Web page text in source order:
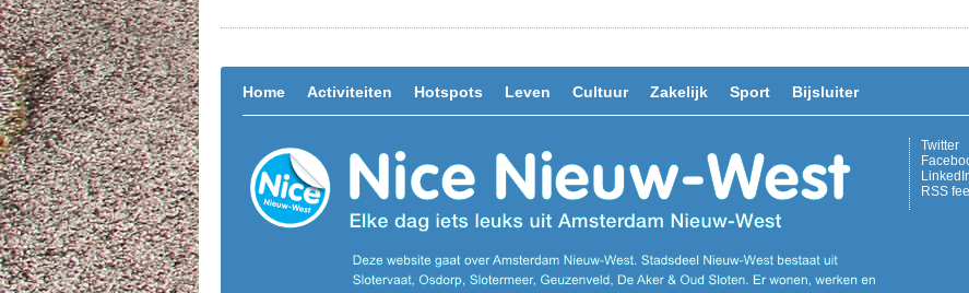
Home Activiteiten Hotspots Leven Cultuur Zakelijk Sport Bijsluiter
Twitter
RSS